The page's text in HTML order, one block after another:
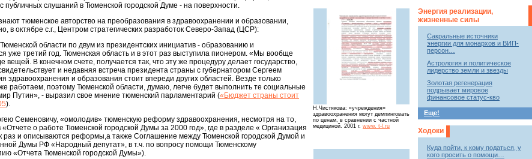
Н.Чистякова: «учреждения»
здравоохранения могут демпинговать
по ценам, в сравнении с частной
медициной. 2001 г. www. t-l.ru
публичных слушаний в Тюменской городской Думе - на поверхности.
тюменское авторство на преобразования в здравоохранении и образовании,
в октябре с.г., Центром стратегических разработок Северо-Запад (ЦСР):
области по двум из президентских инициатив - образованию и
уже третий год. Тюменская область и в этот раз выступила пионером. «Мы вообще
В конечном счете, получается так, что эту же процедуру делает государство,
и недавняя встреча президента страны с губернатором Сергеем
здравоохранения и образования стоит впереди других областей. Везде только
работаем, поэтому Тюменской области, думаю, легче будет выполнить те социальные
Путин», - выразил свое мнение тюменский парламентарий («Бюджет страны стоит
).
Семеновичу, «омолодив» тюменскую реформу здравоохранения, несмотря на то,
о работе Тюменской городской Думы за 2000 год», где в разделе « Организация
раз и описываются реформы,а также Соглашение между Тюменской городской Думой и
Думы РФ «Народный депутат», в т.ч. по вопросу помощи Тюменскому
«Отчета Тюменской городской Думы»).
Энергия реализации,
жизненные силы
Сакральные источники
энергии для монархов и ВИП-
персон…
Астрология и политическое
лидерство земли и звезды
Золотая регенерация
подрывает мировое
финансовое статус-кво
Еще!
Ходоки
Куда пойти, к кому податься, у
кого просить о помощи…